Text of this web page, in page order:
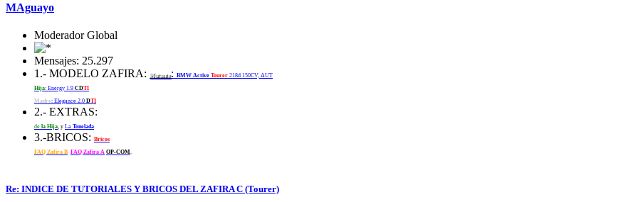
MAguayo
Moderador Global
Mensajes: 25.297
1.- MODELO ZAFIRA:
Mutante: BMW Active Tourer 218d 150CV, AUT
Hija: Energy 1.9 CDTI
Madre: Elegance 2.0 DTI
2.- EXTRAS:
de la Hija, y La Tonelada
3.-BRICOS: Bricos
FAQ Zafira B FAQ Zafira A OP-COM.
Re: INDICE DE TUTORIALES Y BRICOS DEL ZAFIRA C (Tourer)